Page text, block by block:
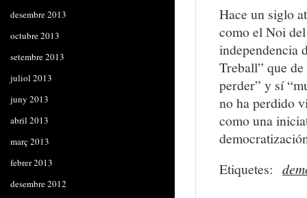
Hace un siglo
como el Noi
independencia
Treball” que
perder” y sí
no ha perdido
como una
Etiquetes:
desembre 2013
octubre 2013
setembre 2013
juliol 2013
juny 2013
abril 2013
març 2013
febrer 2013
desembre 2012